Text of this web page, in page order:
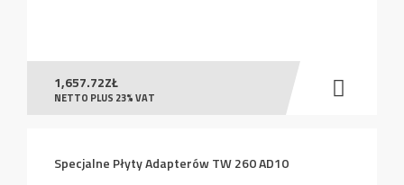
1,657.72ZŁ
NETTO PLUS 23% VAT
Specjalne Płyty Adapterów TW 260 AD10